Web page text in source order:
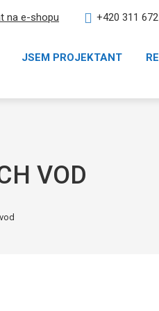
na e-shopu +420 311
JSEM PROJEKTANT
VOD